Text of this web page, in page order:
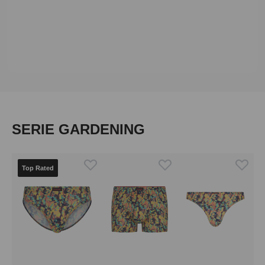
Produktgalerie überspringen
SERIE GARDENING
Top Rated